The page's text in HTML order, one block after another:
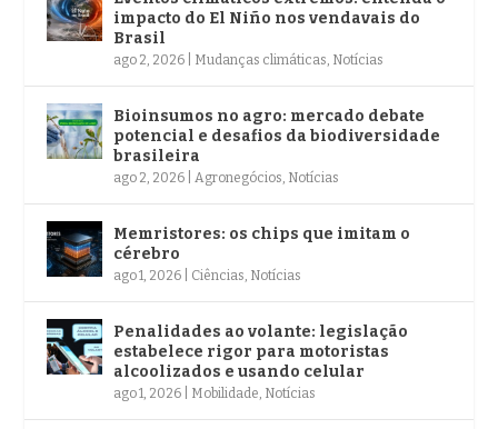
impacto do El Niño nos vendavais do
Brasil
ago 2, 2026 Mudanças climáticas Notícias
Bioinsumos no agro: mercado debate
potencial e desafios da biodiversidade
brasileira
ago 2, 2026 Agronegócios Notícias
Memristores: os chips que imitam o
cérebro
ago 1, 2026 Ciências Notícias
Penalidades ao volante: legislação
estabelece rigor para motoristas
alcoolizados e usando celular
ago 1, 2026 Mobilidade Notícias